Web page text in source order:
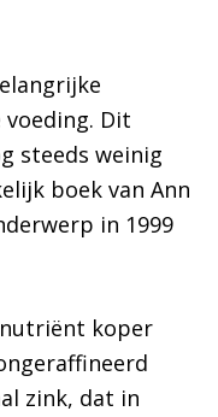
Dit
steeds weinig
boek van Ann
in 1999
koper
zink, dat in